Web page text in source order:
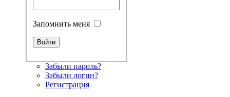
Запомнить меня
Забыли пароль?
Забыли логин?
Регистрация